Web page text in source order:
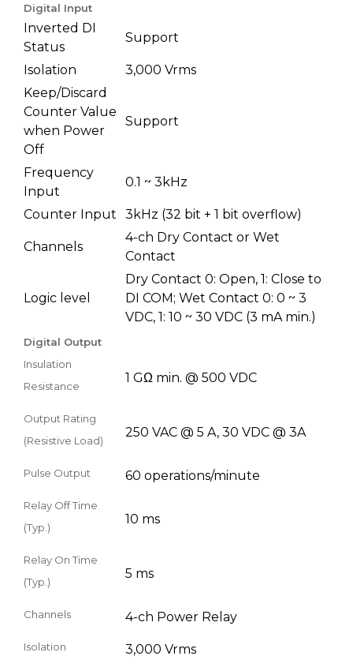
Digital Input
Inverted DI
Status
Support
Isolation
3,000 Vrms
Keep/Discard
Counter Value
when Power
Off
Support
Frequency
Input
0.1 ~ 3kHz
Counter Input 3kHz (32 bit + 1 bit overflow)
Channels
4-ch Dry Contact or Wet
Contact
Logic level
Dry Contact 0: Open, 1: Close to
DI COM; Wet Contact 0: 0 ~ 3
VDC, 1: 10 ~ 30 VDC (3 mA min.)
Digital Output
Insulation
Resistance
1 GΩ min. @ 500 VDC
Output Rating
(Resistive Load)
250 VAC @ 5 A, 30 VDC @ 3A
Pulse Output 60 operations/minute
Relay Off Time
(Typ.)
10 ms
Relay On Time
(Typ.)
5 ms
Channels 4-ch Power Relay
Isolation 3,000 Vrms